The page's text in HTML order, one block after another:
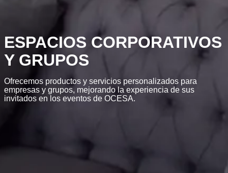
ESPACIOS CORPORATIVOS
Y GRUPOS
Ofrecemos productos y servicios personalizados para
empresas y grupos, mejorando la experiencia de sus
invitados en los eventos de OCESA.